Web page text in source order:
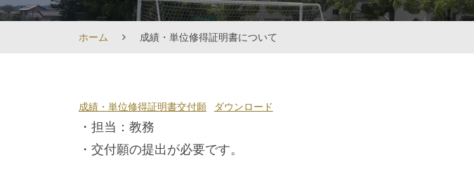
ホーム 成績・単位修得証明書について
成
績・
単
成績・単位修得証明書交付願 ダウンロード
・担当：教務
・交付願の提出が必要です。